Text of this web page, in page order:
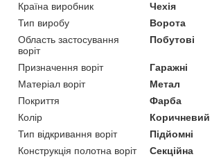
Країна виробник
Чехія
Тип виробу
Ворота
Область застосування
воріт
Побутові
Призначення воріт
Гаражні
Матеріал воріт
Метал
Покриття
Фарба
Колір
Коричневий
Тип відкривання воріт
Підйомні
Конструкція полотна воріт
Секційна